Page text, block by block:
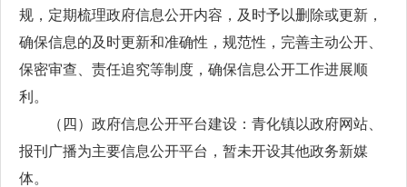
规，定期梳理政府信息公开内容，及时予以删除或更新，
确保信息的及时更新和准确性，规范性，完善主动公开、
保密审查、责任追究等制度，确保信息公开工作进展顺
利。
（四）政府信息公开平台建设：青化镇以政府网站、
报刊广播为主要信息公开平台，暂未开设其他政务新媒
体。